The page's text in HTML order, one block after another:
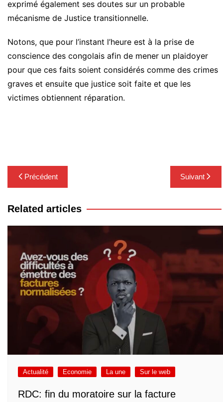
exprimé également ses doutes sur un probable
mécanisme de Justice transitionnelle.
Notons, que pour l’instant l’heure est à la prise de
conscience des congolais afin de mener un plaidoyer
pour que ces faits soient considérés comme des crimes
graves et ensuite que justice soit faite et que les
victimes obtiennent réparation.
Navigation
de
l’article
Précédent Suivant
Related articles
Actualité Economie La une Sur le web
RDC: fin du moratoire sur la facture